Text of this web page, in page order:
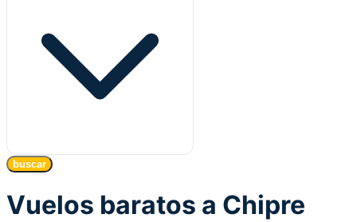
buscar
Vuelos baratos a Chipre